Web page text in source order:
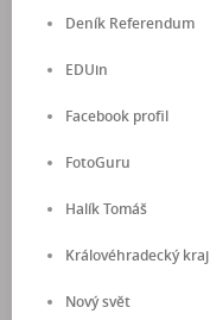
Deník Referendum
EDUin
Facebook profil
FotoGuru
Halík Tomáš
Královéhradecký kraj
Nový svět